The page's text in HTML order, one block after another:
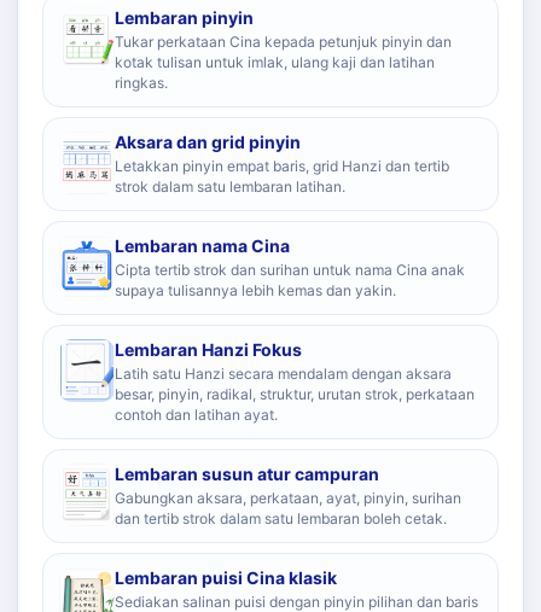
Lembaran pinyin
Tukar perkataan Cina kepada petunjuk pinyin dan
kotak tulisan untuk imlak, ulang kaji dan latihan
ringkas.
Aksara dan grid pinyin
Letakkan pinyin empat baris, grid Hanzi dan tertib
strok dalam satu lembaran latihan.
Lembaran nama Cina
Cipta tertib strok dan surihan untuk nama Cina anak
supaya tulisannya lebih kemas dan yakin.
Lembaran Hanzi Fokus
Latih satu Hanzi secara mendalam dengan aksara
besar, pinyin, radikal, struktur, urutan strok, perkataan
contoh dan latihan ayat.
Lembaran susun atur campuran
Gabungkan aksara, perkataan, ayat, pinyin, surihan
dan tertib strok dalam satu lembaran boleh cetak.
Lembaran puisi Cina klasik
Sediakan salinan puisi dengan pinyin pilihan dan baris